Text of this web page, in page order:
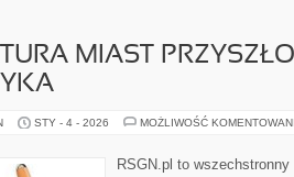
MIAST
STY - 4 - 2026 MOŻLIWOŚĆ
RSGN.pl to